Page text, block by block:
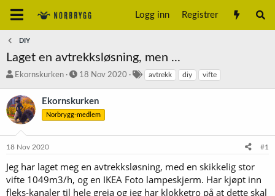
Logg inn Registrer
DIY
Laget en avtrekksløsning, men ...
T
å
d
s
r
e
r
Ekornskurken
S
r
t
18 Nov 2020 avtrekk diy vifte
Ekornskurken
Norbrygg-medlem
18 Nov 2020 #1
Jeg har laget meg en avtrekksløsning, med en skikkelig stor
vifte 1049m3/h, og en IKEA Foto lampeskjerm. Har kjøpt inn
fleks-kanaler til hele greia og jeg har klokketro på at dette skal